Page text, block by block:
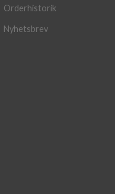
Orderhistorik
Nyhetsbrev